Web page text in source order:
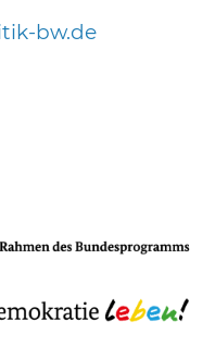
t k-bw d